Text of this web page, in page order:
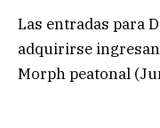
Las entradas para
adquirirse
Morph peatonal